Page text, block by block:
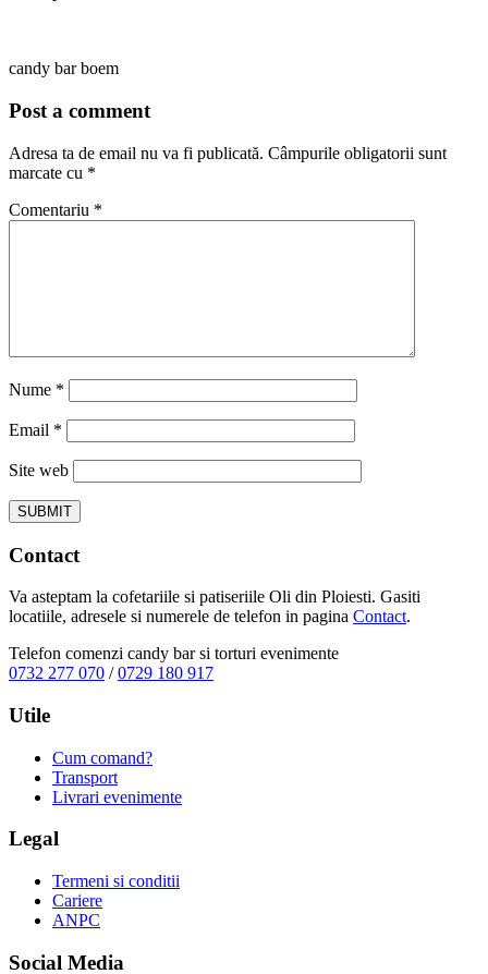
candy bar boem
Post a comment
Adresa ta de email nu va fi publicată. Câmpurile obligatorii sunt
marcate cu *
Comentariu *
Nume *
Email *
Site web
Contact
Va asteptam la cofetariile si patiseriile Oli din Ploiesti. Gasiti
locatiile, adresele si numerele de telefon in pagina Contact.
Telefon comenzi candy bar si torturi evenimente
0732 277 070 /0729 180 917
Utile
Cum comand?
Transport
Livrari evenimente
Legal
Termeni si conditii
Cariere
ANPC
Social Media